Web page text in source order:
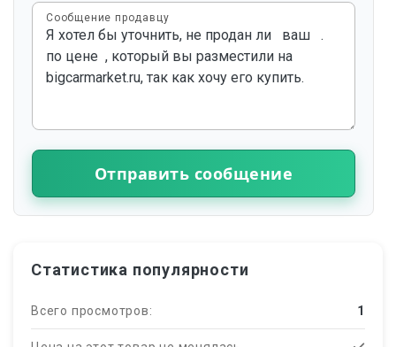
Сообщение продавцу
Отправить сообщение
Статистика популярности
Всего просмотров: 1